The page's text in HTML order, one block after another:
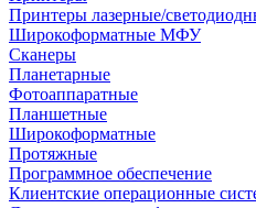
Принтеры лазерные/
Широкоформатные МФУ
Сканеры
Планетарные
Фотоаппаратные
Планшетные
Широкоформатные
Протяжные
Программное обеспечение
Клиентские операционные